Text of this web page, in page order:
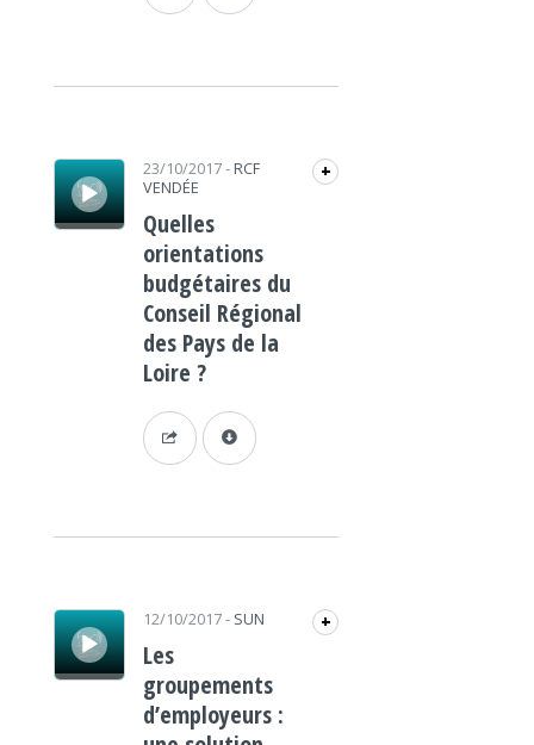
Lecteur audio 23/10/2017- RCF
VENDÉE
+
Quelles
orientations
budgétaires du
Conseil Régional
des Pays de la
Loire ?
Lecteur audio 12/10/2017- SUN +
Les
groupements
d’employeurs :